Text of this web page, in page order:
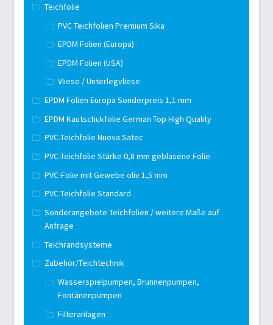
Teichfolie
PVC Teichfolien Premium Sika
EPDM Folien (Europa)
EPDM Folien (USA)
Vliese / Unterlegvliese
EPDM Folien Europa Sonderpreis 1,1 mm
EPDM Kautschukfolie German Top High Quality
PVC-Teichfolie Nuova Satec
PVC-Teichfolie Stärke 0,8 mm geblasene Folie
PVC-Folie mit Gewebe oliv 1,5 mm
PVC Teichfolie Standard
Sonderangebote Teichfolien / weitere Maße auf
Anfrage
Teichrandsysteme
Zubehör/Teichtechnik
Wasserspielpumpen, Brunnenpumpen,
Fontänenpumpen
Filteranlagen